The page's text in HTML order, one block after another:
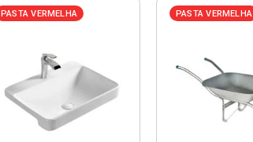
PASTA VERMELHA PASTA VERMELHA